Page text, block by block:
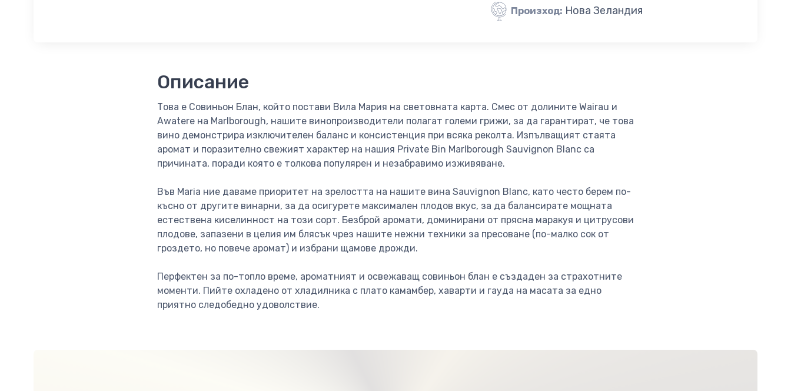
Произход: Нова Зеландия
Описание
Това е Совиньон Блан, който постави Вила Мария на световната карта. Смес от долините Wairau и
Awatere на Marlborough, нашите винопроизводители полагат големи грижи, за да гарантират, че това
вино демонстрира изключителен баланс и консистенция при всяка реколта. Изпълващият стаята
аромат и поразително свежият характер на нашия Private Bin Marlborough Sauvignon Blanc са
причината, поради която е толкова популярен и незабравимо изживяване.
Във Maria ние даваме приоритет на зрелостта на нашите вина Sauvignon Blanc, като често берем по-
късно от другите винарни, за да осигурете максимален плодов вкус, за да балансирате мощната
естествена киселинност на този сорт. Безброй аромати, доминирани от прясна маракуя и цитрусови
плодове, запазени в целия им блясък чрез нашите нежни техники за пресоване (по-малко сок от
гроздето, но повече аромат) и избрани щамове дрожди.
Перфектен за по-топло време, ароматният и освежаващ совиньон блан е създаден за страхотните
моменти. Пийте охладено от хладилника с плато камамбер, хаварти и гауда на масата за едно
приятно следобедно удоволствие.